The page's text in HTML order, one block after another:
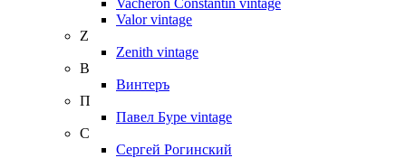
Vacheron Constantin vintage
Valor vintage
Z
Zenith vintage
В
Винтеръ
П
Павел Буре vintage
С
Сергей Рогинский